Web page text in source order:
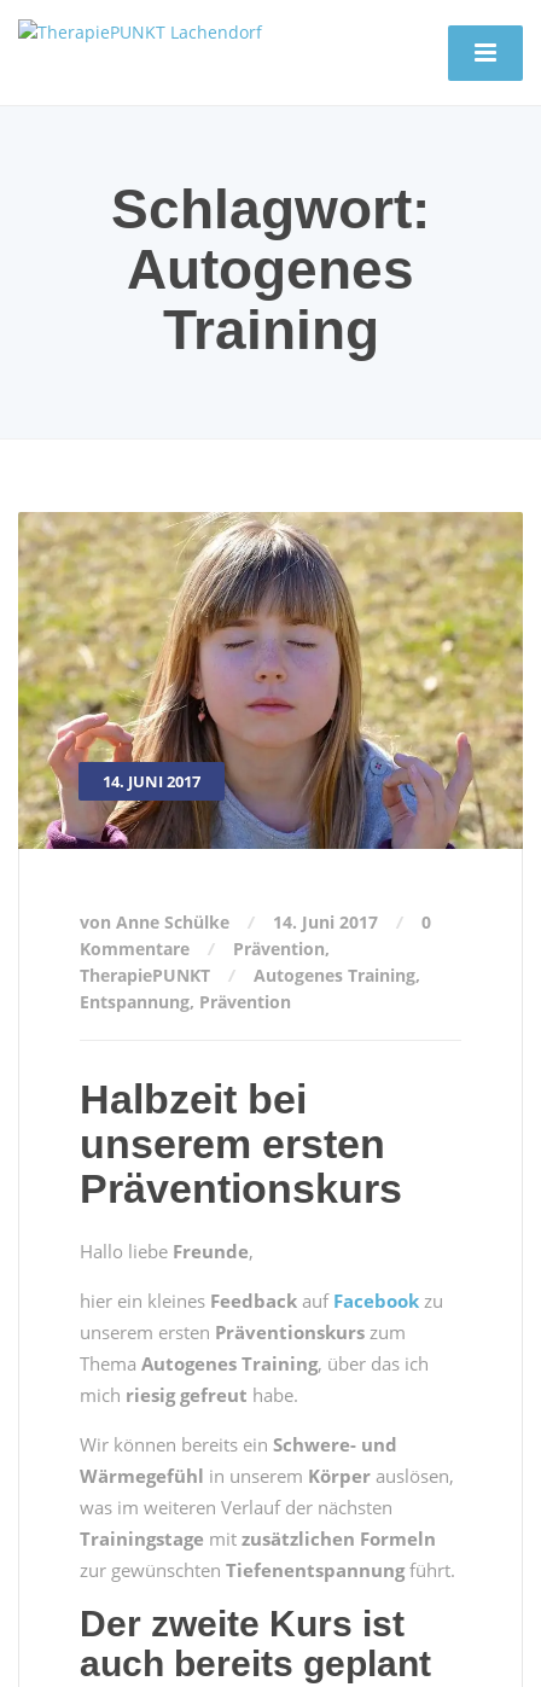
Schlagwort:
Autogenes
Training
14. JUNI 2017
von Anne Schülke 14. Juni 2017
0
Kommentare
Prävention,
TherapiePUNKT
Autogenes Training,
Entspannung, Prävention
Halbzeit bei
unserem ersten
Präventionskurs
Hallo liebe Freunde,
hier ein kleines Feedback auf Facebook zu
unserem ersten Präventionskurs zum
Thema Autogenes Training, über das ich
mich riesig gefreut habe.
Wir können bereits ein Schwere- und
Wärmegefühl in unserem Körper auslösen,
was im weiteren Verlauf der nächsten
Trainingstage mit zusätzlichen Formeln
zur gewünschten Tiefenentspannungführt.
Der zweite Kurs ist
auch bereits geplant